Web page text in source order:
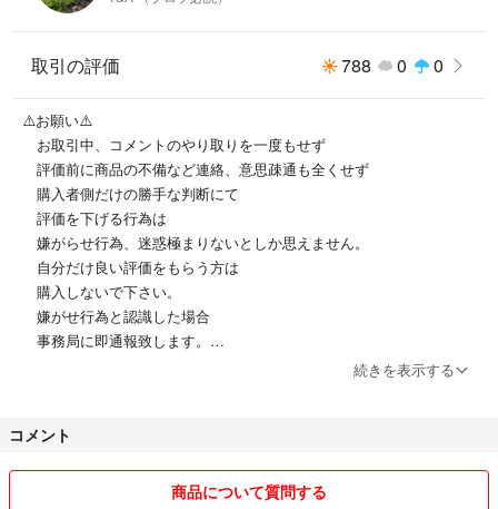
取引の評価 788 0 0
⚠️お願い⚠️
お取引中、コメントのやり取りを一度もせず
評価前に商品の不備など連絡、意思疎通も全くせず
購入者側だけの勝手な判断にて
評価を下げる行為は
嫌がらせ行為、迷惑極まりないとしか思えません。
自分だけ良い評価をもらう方は
購入しないで下さい。
嫌がせ行為と認識した場合
事務局に即通報致します。
●お値引き交渉は、常識の範囲内でお願い致します。
あまりにもしつこい値引き交渉には、お応えしません。そういう方と
●個々にご購入頂きましても発送先が同じ場合、お申し出がない場合、
続きを表示する
コメント
商品について質問する